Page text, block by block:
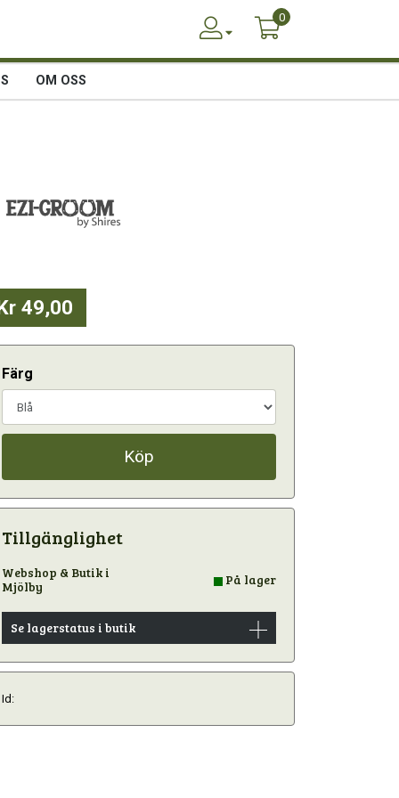
0
OM OSS
49,00
Färg
Köp
Tillgänglighet
Webshop & Butik i
Mjölby
På lager
Se lagerstatus i butik
Id: